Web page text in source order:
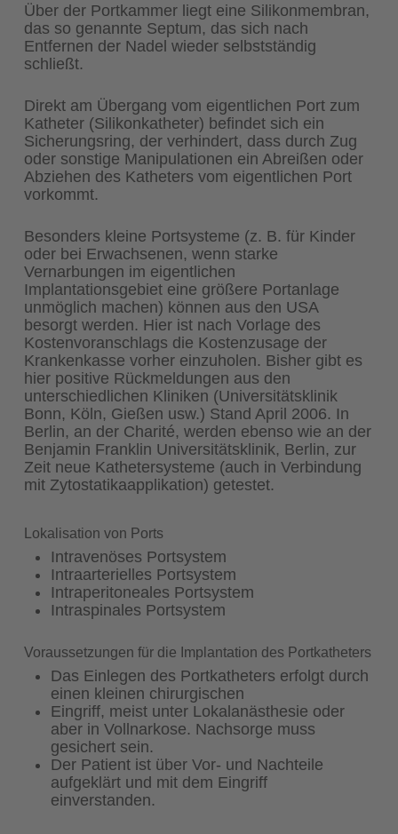
Über der Portkammer liegt eine Silikonmembran,
das so genannte Septum, das sich nach
Entfernen der Nadel wieder selbstständig
schließt.
Direkt am Übergang vom eigentlichen Port zum
Katheter (Silikonkatheter) befindet sich ein
Sicherungsring, der verhindert, dass durch Zug
oder sonstige Manipulationen ein Abreißen oder
Abziehen des Katheters vom eigentlichen Port
vorkommt.
Besonders kleine Portsysteme (z. B. für Kinder
oder bei Erwachsenen, wenn starke
Vernarbungen im eigentlichen
Implantationsgebiet eine größere Portanlage
unmöglich machen) können aus den USA
besorgt werden. Hier ist nach Vorlage des
Kostenvoranschlags die Kostenzusage der
Krankenkasse vorher einzuholen. Bisher gibt es
hier positive Rückmeldungen aus den
unterschiedlichen Kliniken (Universitätsklinik
Bonn, Köln, Gießen usw.) Stand April 2006. In
Berlin, an der Charité, werden ebenso wie an der
Benjamin Franklin Universitätsklinik, Berlin, zur
Zeit neue Kathetersysteme (auch in Verbindung
mit Zytostatikaapplikation) getestet.
Lokalisation von Ports
Intravenöses Portsystem
Intraarterielles Portsystem
Intraperitoneales Portsystem
Intraspinales Portsystem
Voraussetzungen für die Implantation des Portkatheters
Das Einlegen des Portkatheters erfolgt durch
einen kleinen chirurgischen
Eingriff, meist unter Lokalanästhesie oder
aber in Vollnarkose. Nachsorge muss
gesichert sein.
Der Patient ist über Vor- und Nachteile
aufgeklärt und mit dem Eingriff
einverstanden.